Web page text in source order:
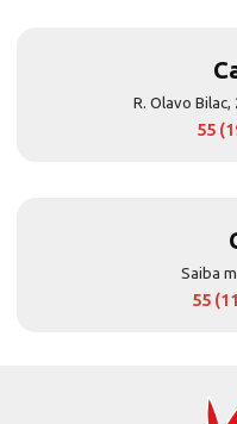
R. Olavo Bilac,
55
Saiba
55